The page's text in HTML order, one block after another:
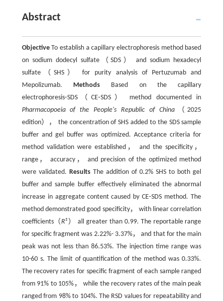
Abstract
ObjectiveTo establish a capillary electrophoresis method based
on sodium dodecyl sulfate（SDS） and sodium hexadecyl
sulfate（SHS） for purity analysis of Pertuzumab and
Mepolizumab. MethodsBased on the capillary
electrophoresis⁃SDS（CE⁃SDS） method documented in
Pharmacopoeia of the People's Republic of China（2025
edition）， the concentration of SHS added to the SDS sample
buffer and gel buffer was optimized. Acceptance criteria for
method validation were established， and the specificity，
range， accuracy， and precision of the optimized method
were validated. ResultsThe addition of 0.2% SHS to both gel
buffer and sample buffer effectively eliminated the abnormal
increase in aggregate content caused by CE⁃SDS method. The
method demonstrated good specificity， with linear correlation
coefficients（R²） all greater than 0.99. The reportable range
for specific fragment was 2.22%- 3.37%， and that for the main
peak was not less than 86.53%. The injection time range was
10-60 s. The limit of quantification of the method was 0.33%.
The recovery rates for specific fragment of each sample ranged
from 91% to 105%， while the recovery rates of the main peak
ranged from 98% to 104%. The RSD values for repeatability and